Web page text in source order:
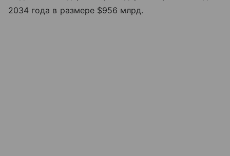
2034 года в размере $956 млрд.